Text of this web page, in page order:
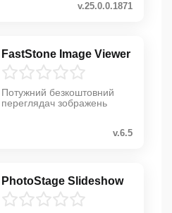
v.25.0.0.1871
FastStone Image Viewer
Потужний безкоштовний
переглядач зображень
v.6.5
PhotoStage Slideshow